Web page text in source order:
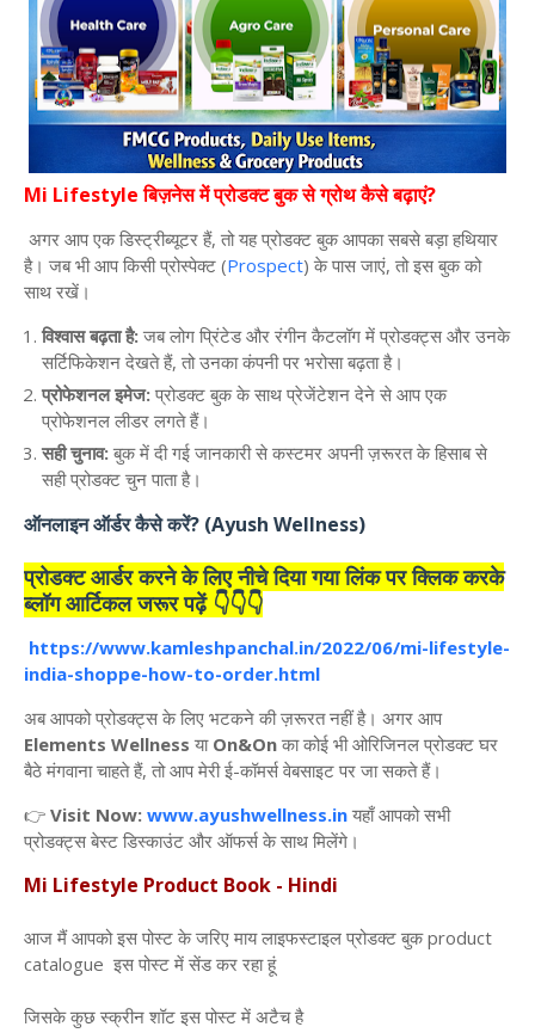
Mi Lifestyleबिज़नेसमेंप्रोडक्टबुकसेग्रोथकैसेबढ़ाएं?
अगर आप एक डिस्ट्रीब्यूटर हैं, तो यह प्रोडक्ट बुक आपका सबसे बड़ा हथियार
है। जब भी आप किसी प्रोस्पेक्ट (Prospect) के पास जाएं, तो इस बुक को
साथ रखें।
विश्वास बढ़ता है: जब लोग प्रिंटेड और रंगीन कैटलॉग में प्रोडक्ट्स और उनके
सर्टिफिकेशन देखते हैं, तो उनका कंपनी पर भरोसा बढ़ता है।
प्रोफेशनल इमेज: प्रोडक्ट बुक के साथ प्रेजेंटेशन देने से आप एक
प्रोफेशनल लीडर लगते हैं।
सही चुनाव: बुक में दी गई जानकारी से कस्टमर अपनी ज़रूरत के हिसाब से
सही प्रोडक्ट चुन पाता है।
ऑनलाइनऑर्डरकैसेकरें? (Ayush Wellness)
प्रोडक्ट आर्डर करने के लिए नीचे दिया गया लिंक पर क्लिक करके
ब्लॉग आर्टिकल जरूर पढ़ें 👇👇👇
https://www.kamleshpanchal.in/2022/06/mi-lifestyle-
india-shoppe-how-to-order.html
अब आपको प्रोडक्ट्स के लिए भटकने की ज़रूरत नहीं है। अगर आप
Elements Wellness या On&On का कोई भी ओरिजिनल प्रोडक्ट घर
बैठे मंगवाना चाहते हैं, तो आप मेरी ई-कॉमर्स वेबसाइट पर जा सकते हैं।
👉 Visit Now: www.ayushwellness.in यहाँ आपको सभी
प्रोडक्ट्स बेस्ट डिस्काउंट और ऑफर्स के साथ मिलेंगे।
Mi Lifestyle Product Book - Hindi
आज मैं आपको इस पोस्ट के जरिए माय लाइफस्टाइल प्रोडक्ट बुक product
catalogue इस पोस्ट में सेंड कर रहा हूं
जिसके कुछ स्क्रीन शॉट इस पोस्ट में अटैच है